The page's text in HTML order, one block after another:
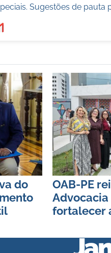
Sugestões de pauta
do
OAB-PE
fortalecer